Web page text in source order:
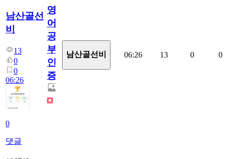
남산골선
비
13
0
0
06:26
0
댓글
영
어
공
부
인
증
남산골선비 06:26 13 0 0